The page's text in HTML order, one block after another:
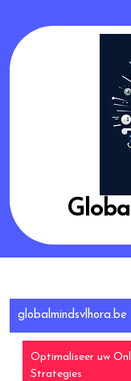
content
globalmindsvlhora.be
Optimaliseer uw
Strategies